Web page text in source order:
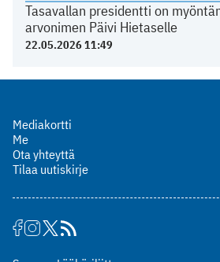
Tasavallan presidentti on
arvonimen Päivi Hietaselle
22.05.2026 11:49
Mediakortti
Me
Ota yhteyttä
Tilaa uutiskirje